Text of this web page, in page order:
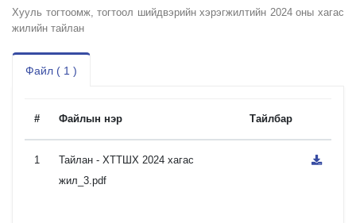
Хууль тогтоомж, тогтоол шийдвэрийн хэрэгжилтийн 2024 оны хагас
жилийн тайлан
Файл ( 1 )
# Файлын нэр Тайлбар
1
Тайлан - ХТТШХ 2024 хагас
жил_3.pdf